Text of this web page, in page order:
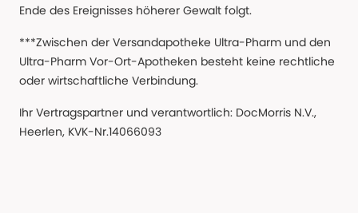
Ende des Ereignisses höherer Gewalt folgt.
***Zwischen der Versandapotheke Ultra-Pharm und den
Ultra-Pharm Vor-Ort-Apotheken besteht keine rechtliche
oder wirtschaftliche Verbindung.
Ihr Vertragspartner und verantwortlich: DocMorris N.V.,
Heerlen, KVK-Nr.14066093